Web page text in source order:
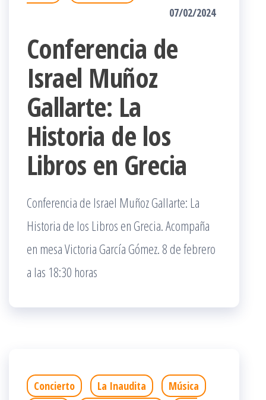
07/02/2024
Conferencia de
Israel Muñoz
Gallarte: La
Historia de los
Libros en Grecia
Conferencia de Israel Muñoz Gallarte: La
Historia de los Libros en Grecia. Acompaña
en mesa Victoria García Gómez. 8 de febrero
a las 18:30 horas
Concierto La Inaudita
Música